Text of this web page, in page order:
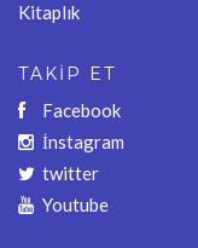
Kitaplık
TAKİP ET
Facebook
İnstagram
twitter
Youtube